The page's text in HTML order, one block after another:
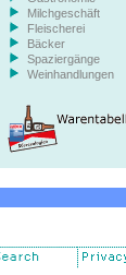
Milchgeschäft
Fleischerei
Bäcker
Spaziergänge
Weinhandlungen